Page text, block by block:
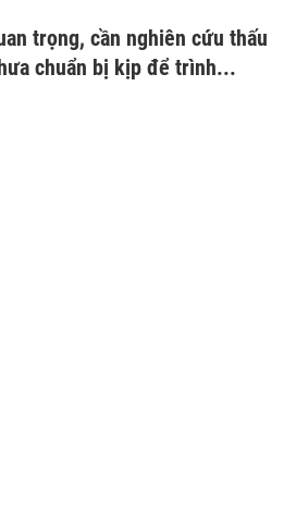
trọng, cần nghiên cứu thấu
chuẩn bị kịp để trình...